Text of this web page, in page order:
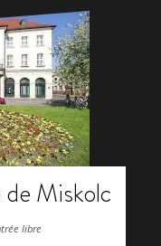
de Miskolc
libre